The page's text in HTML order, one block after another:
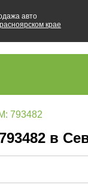
авто
крае
793482
в